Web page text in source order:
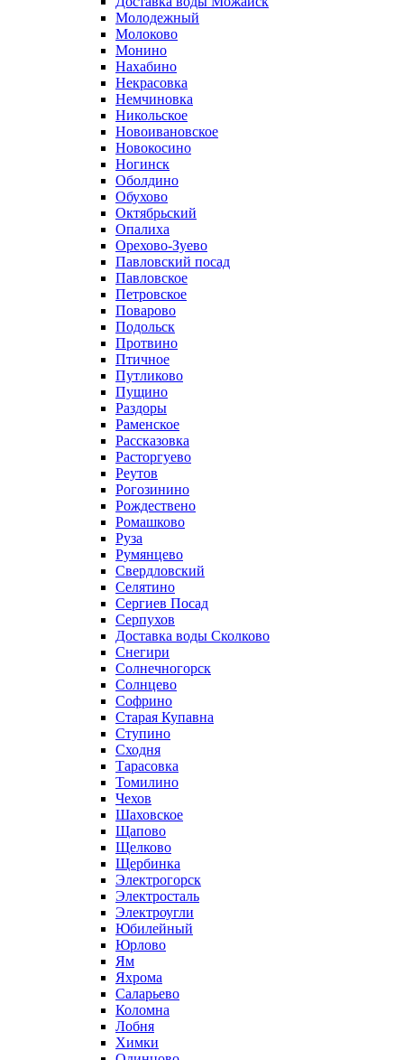
Молодежный
Молоково
Монино
Нахабино
Некрасовка
Немчиновка
Никольское
Новоивановское
Новокосино
Ногинск
Оболдино
Обухово
Октябрьский
Опалиха
Орехово-Зуево
Павловский посад
Павловское
Петровское
Поварово
Подольск
Протвино
Птичное
Путликово
Пущино
Раздоры
Раменское
Рассказовка
Расторгуево
Реутов
Рогозинино
Рождествено
Ромашково
Руза
Румянцево
Свердловский
Селятино
Сергиев Посад
Серпухов
Доставка воды Сколково
Снегири
Солнечногорск
Солнцево
Софрино
Старая Купавна
Ступино
Сходня
Тарасовка
Томилино
Чехов
Шаховское
Щапово
Щелково
Щербинка
Электрогорск
Электросталь
Электроугли
Юбилейный
Юрлово
Ям
Яхрома
Саларьево
Коломна
Лобня
Химки